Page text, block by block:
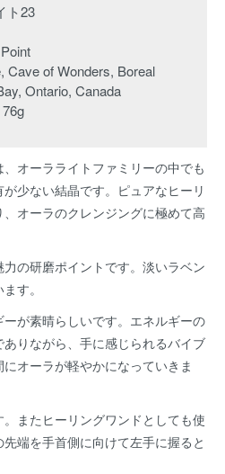
ト23
Cave of Wonders, Boreal
Ontario, Canada
オーラライトファミリーの中でも
少ない結晶です。ピュアなヒーリ
オーラのクレンジングに極めて高
の研磨ポイントです。淡いラベン
す。
が素晴らしいです。エネルギーの
りながら、手に感じられるバイブ
オーラが軽やかになっていきま
またヒーリングワンドとしても使
端を手首側に向けて左手に握ると